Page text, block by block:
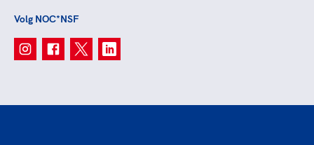
Volg NOC*NSF